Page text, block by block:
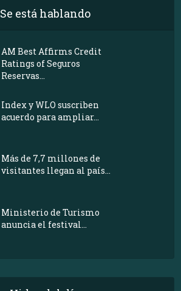
Se está hablando
AM Best Affirms Credit
Ratings of Seguros
Reservas...
Index y WLO suscriben
acuerdo para ampliar...
Más de 7,7 millones de
visitantes llegan al país...
Ministerio de Turismo
anuncia el festival...